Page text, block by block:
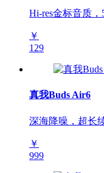
Hi-res金标音质
￥
129
真我Buds Air6
深海降噪，超长
￥
999